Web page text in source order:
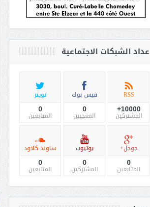
عداد الشبكات الاجتماعية
RSS
10000+
المشتركين
فيس بوك
0
المعجبين
تويتر
0
المتابعين
جوجل+
0
المتابعين
يوتيوب
0
المشتركين
ساوند كلاود
0
المتابعين